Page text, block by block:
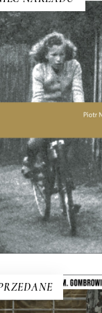
E-BOOK DO
KOSZYKA
CUDOWNA
raportom SB
relacjonuje
Rozmawia
Kobieta do
zdanie, które
gdy miała
lat.
39.00zł 19.50